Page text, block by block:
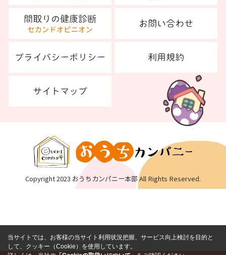
Copyright 2023 おうちカンパニー本部 All Rights Reserved.
当サイトでは、お客様の当サイト利用状況把握、サービス向上検討を目的と
して、クッキー（Cookie）を使用しています。